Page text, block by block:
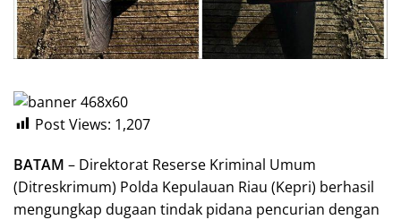
Post Views: 1,207
BATAM – Direktorat Reserse Kriminal Umum
(Ditreskrimum) Polda Kepulauan Riau (Kepri) berhasil
mengungkap dugaan tindak pidana pencurian dengan